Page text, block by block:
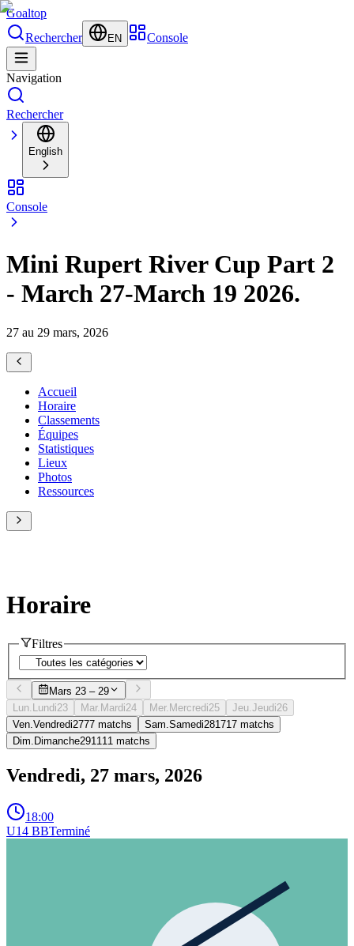
Goaltop
Rechercher
EN Console
Navigation
Rechercher
English
Console
Mini Rupert River Cup Part 2
- March 27-March 19 2026.
27 au 29 mars, 2026
Accueil
Horaire
Classements
Équipes
Statistiques
Lieux
Photos
Ressources
Horaire
Filtres
Mars 23 – 29
Lun. Lundi23 Mar. Mardi24 Mer. Mercredi25 Jeu.Jeudi26
Ven.Vendredi2777 matchs Sam.Samedi281717 matchs
Dim. Dimanche291111 matchs
Vendredi, 27 mars, 2026
18:00
U14 BBTerminé